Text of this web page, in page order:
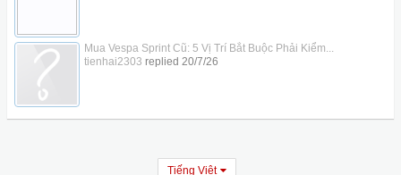
Mua Vespa Sprint Cũ: 5 Vị Trí Bắt Buộc Phải Kiểm...
tienhai2303 replied 20/7/26
Tiếng Việt